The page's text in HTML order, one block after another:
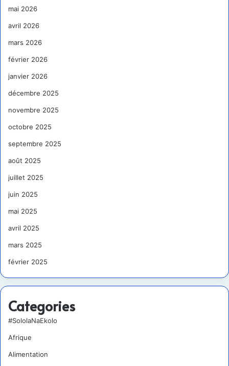
mai 2026
avril 2026
mars 2026
février 2026
janvier 2026
décembre 2025
novembre 2025
octobre 2025
septembre 2025
août 2025
juillet 2025
juin 2025
mai 2025
avril 2025
mars 2025
février 2025
Categories
#SololaNaEkolo
Afrique
Alimentation